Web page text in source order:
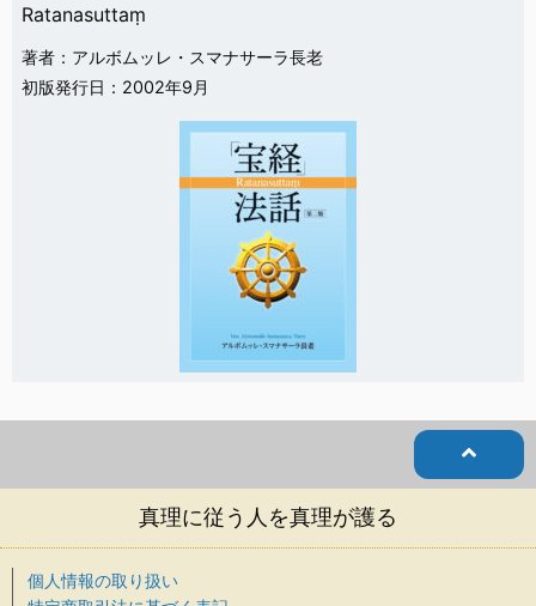
Ratanasuttaṃ
著者：アルボムッレ・スマナサーラ長老
初版発行日：2002年9月
真理に従う人を真理が護る
個人情報の取り扱い